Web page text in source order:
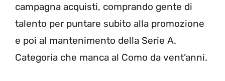
campagna acquisti, comprando gente di
talento per puntare subito alla promozione
e poi al mantenimento della Serie A.
Categoria che manca al Como da vent’anni.